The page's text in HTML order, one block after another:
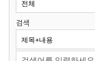
원
회
검색